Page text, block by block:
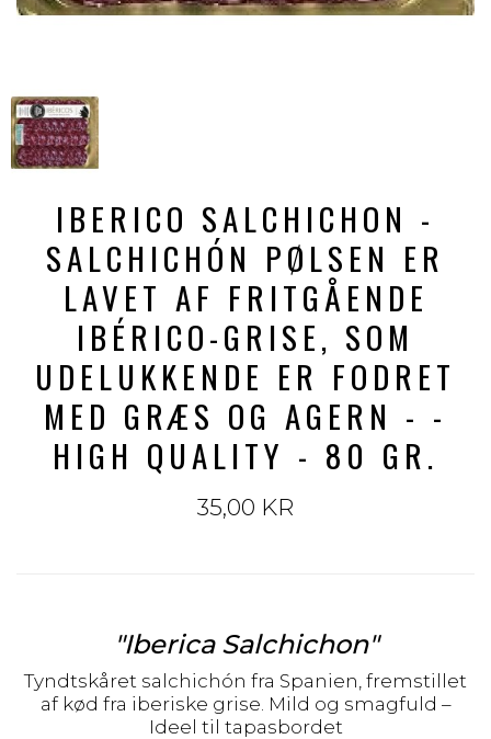
IBERICO SALCHICHON -
SALCHICHÓN PØLSEN ER
LAVET AF FRITGÅENDE
IBÉRICO-GRISE, SOM
UDELUKKENDE ER FODRET
MED GRÆS OG AGERN - -
HIGH QUALITY - 80 GR.
35,00 KR
"Iberica Salchichon"
Tyndtskåret salchichón fra Spanien, fremstillet
af kød fra iberiske grise. Mild og smagfuld –
Ideel til tapasbordet